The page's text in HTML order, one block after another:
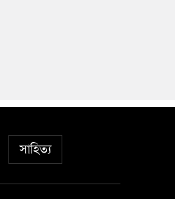
সাহিত্য